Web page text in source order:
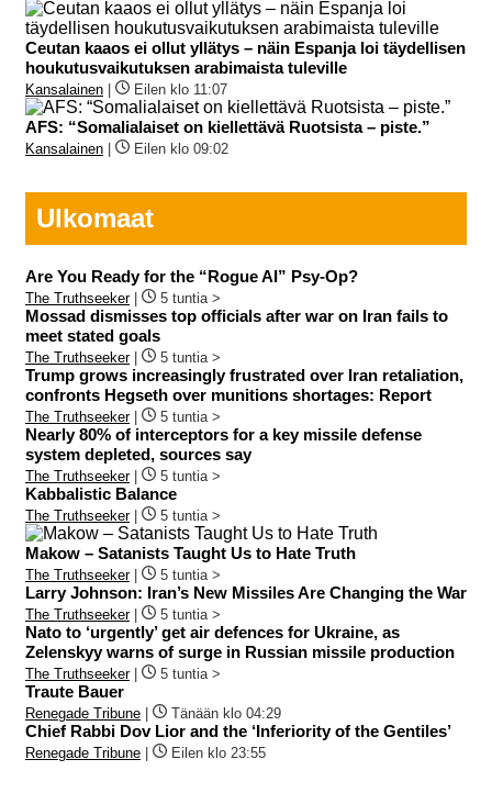
Ceutan kaaos ei ollut yllätys – näin Espanja loi täydellisen
houkutusvaikutuksen arabimaista tuleville
Kansalainen | Eilen klo 11:07
AFS: “Somalialaiset on kiellettävä Ruotsista – piste.”
Kansalainen | Eilen klo 09:02
Ulkomaat
Are You Ready for the “Rogue AI” Psy-Op?
The Truthseeker| 5 tuntia >
Mossad dismisses top officials after war on Iran fails to
meet stated goals
The Truthseeker| 5 tuntia >
Trump grows increasingly frustrated over Iran retaliation,
confronts Hegseth over munitions shortages: Report
The Truthseeker| 5 tuntia >
Nearly 80% of interceptors for a key missile defense
system depleted, sources say
The Truthseeker| 5 tuntia >
Kabbalistic Balance
The Truthseeker| 5 tuntia >
Makow – Satanists Taught Us to Hate Truth
The Truthseeker| 5 tuntia >
Larry Johnson: Iran’s New Missiles Are Changing the War
The Truthseeker| 5 tuntia >
Nato to ‘urgently’ get air defences for Ukraine, as
Zelenskyy warns of surge in Russian missile production
The Truthseeker| 5 tuntia >
Traute Bauer
Renegade Tribune | Tänään klo 04:29
Chief Rabbi Dov Lior and the ‘Inferiority of the Gentiles’
Renegade Tribune | Eilen klo 23:55